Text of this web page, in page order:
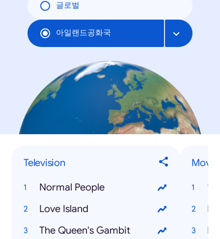
글로벌
아일랜드공화국
Television
Normal People
Love Island
The Queen's Gambit